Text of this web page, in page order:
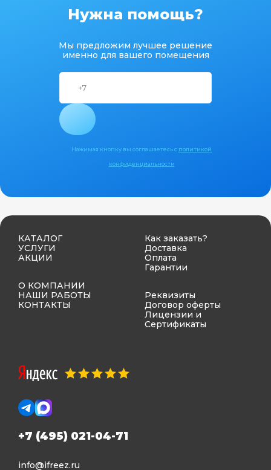
Нужна помощь?
Мы предложим лучшее решение
именно для вашего помещения
Нажимая кнопку вы соглашаетесь с политикой
конфиденциальности
КАТАЛОГ
УСЛУГИ
АКЦИИ
О КОМПАНИИ
НАШИ РАБОТЫ
КОНТАКТЫ
Как заказать?
Доставка
Оплата
Гарантии
Реквизиты
Договор оферты
Лицензии и
Сертификаты
+7 (495) 021-04-71
info@ifreez.ru